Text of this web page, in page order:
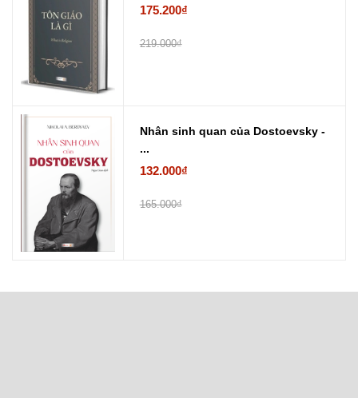
175.200₫
219.000₫
Nhân sinh quan của Dostoevsky -
...
132.000₫
165.000₫